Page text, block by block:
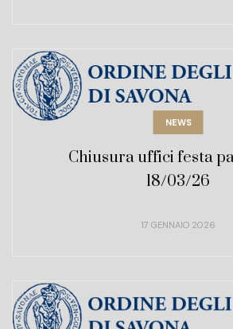
NEWS
Chiusura uffici festa
18/03/26
17 GENNAIO 2026